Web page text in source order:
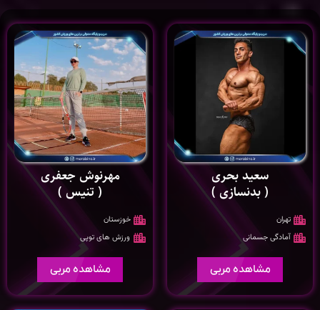
سعيد بحری
( بدنسازی )
تهران
آمادگی جسمانی
مشاهده مربی
مهرنوش جعفری
( تنیس )
خوزستان
ورزش های توپی
مشاهده مربی